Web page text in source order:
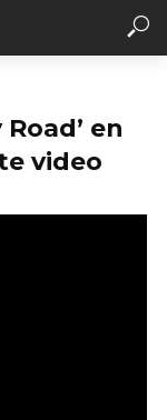
en
video